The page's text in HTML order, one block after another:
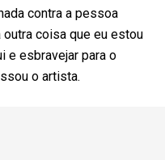
contra a pessoa
outra coisa que eu estou
e esbravejar para o
o artista.